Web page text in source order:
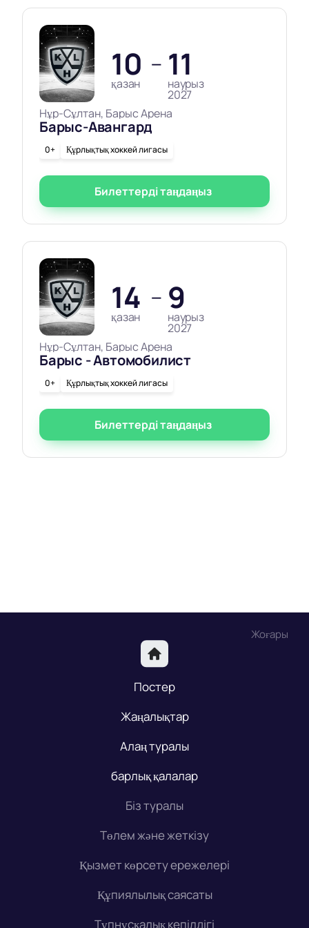
10
қазан
— 11
наурыз
2027
Нұр-Сұлтан, Барыс Арена
Барыс-Авангард
0+ Құрлықтық хоккей лигасы
Билеттерді таңдаңыз
14
қазан
— 9
наурыз
2027
Нұр-Сұлтан, Барыс Арена
Барыс - Автомобилист
0+ Құрлықтық хоккей лигасы
Билеттерді таңдаңыз
Жоғары
Постер
Жаңалықтар
Алаң туралы
барлық қалалар
Біз туралы
Төлем және жеткізу
Қызмет көрсету ережелері
Құпиялылық саясаты
Түпнұсқалық кепілдігі